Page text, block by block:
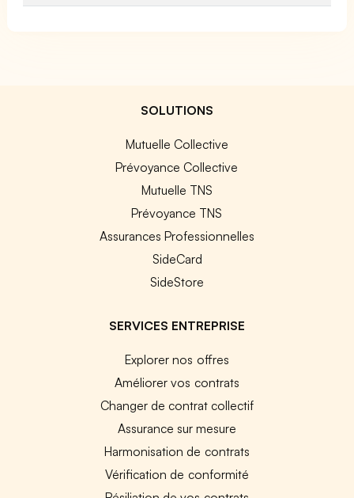
SOLUTIONS
Mutuelle Collective
Prévoyance Collective
Mutuelle TNS
Prévoyance TNS
Assurances Professionnelles
SideCard
SideStore
SERVICES ENTREPRISE
Explorer nos offres
Améliorer vos contrats
Changer de contrat collectif
Assurance sur mesure
Harmonisation de contrats
Vérification de conformité